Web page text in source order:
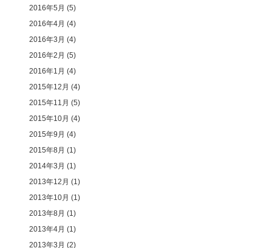
2016年5月 (5)
2016年4月 (4)
2016年3月 (4)
2016年2月 (5)
2016年1月 (4)
2015年12月 (4)
2015年11月 (5)
2015年10月 (4)
2015年9月 (4)
2015年8月 (1)
2014年3月 (1)
2013年12月 (1)
2013年10月 (1)
2013年8月 (1)
2013年4月 (1)
2013年3月 (2)